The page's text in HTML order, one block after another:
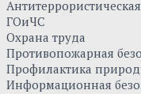
ГОиЧС
Охрана труда
Противопожарная
Профилактика
Информационная